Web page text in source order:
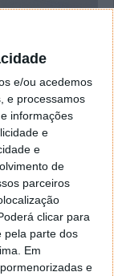
e/ou acedemos
e processamos
informações
e
e
de
parceiros
clicar para
pela parte dos
Em
e